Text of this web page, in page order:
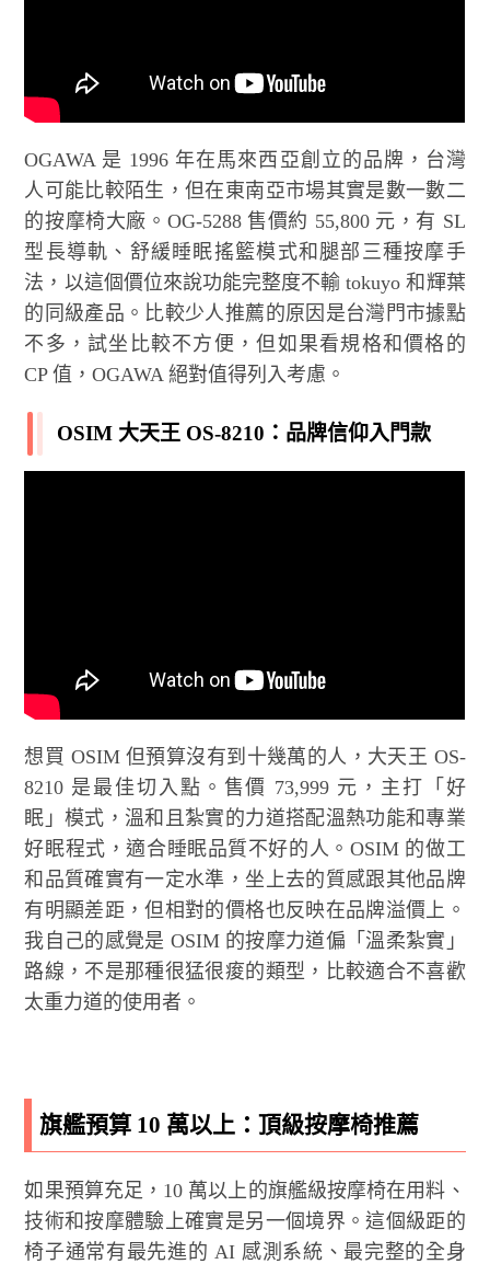
OGAWA 是 1996 年在馬來西亞創立的品牌，台灣
人可能比較陌生，但在東南亞市場其實是數一數二
的按摩椅大廠。OG-5288 售價約 55,800 元，有 SL
型長導軌、舒緩睡眠搖籃模式和腿部三種按摩手
法，以這個價位來說功能完整度不輸 tokuyo 和輝葉
的同級產品。比較少人推薦的原因是台灣門市據點
不多，試坐比較不方便，但如果看規格和價格的
CP 值，OGAWA 絕對值得列入考慮。
OSIM 大天王 OS-8210：品牌信仰入門款
想買 OSIM 但預算沒有到十幾萬的人，大天王 OS-
8210 是最佳切入點。售價 73,999 元，主打「好
眠」模式，溫和且紮實的力道搭配溫熱功能和專業
好眠程式，適合睡眠品質不好的人。OSIM 的做工
和品質確實有一定水準，坐上去的質感跟其他品牌
有明顯差距，但相對的價格也反映在品牌溢價上。
我自己的感覺是 OSIM 的按摩力道偏「溫柔紮實」
路線，不是那種很猛很痠的類型，比較適合不喜歡
太重力道的使用者。
旗艦預算 10 萬以上：頂級按摩椅推薦
如果預算充足，10 萬以上的旗艦級按摩椅在用料、
技術和按摩體驗上確實是另一個境界。這個級距的
椅子通常有最先進的 AI 感測系統、最完整的全身